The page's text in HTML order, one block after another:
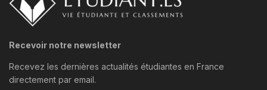
Recevoir notre newsletter
Recevez les dernières actualités étudiantes en France
directement par email.